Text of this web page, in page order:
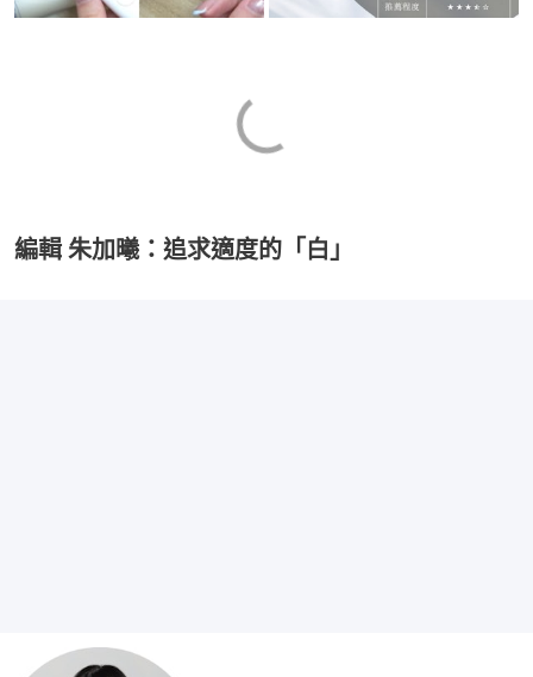
編輯 朱加曦：追求適度的「白」